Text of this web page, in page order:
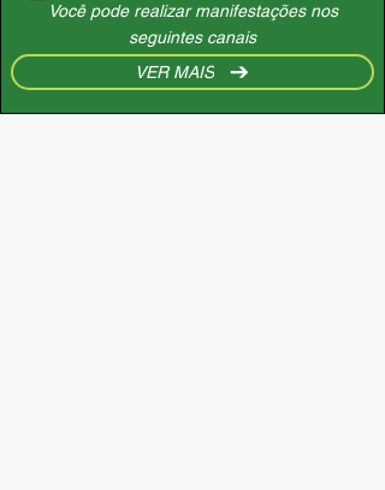
Você pode realizar manifestações nos
seguintes canais
VER MAIS